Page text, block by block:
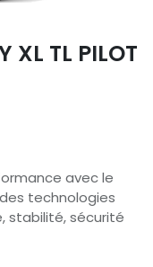
XL TL PILOT
avec le
des technologies
stabilité, sécurité